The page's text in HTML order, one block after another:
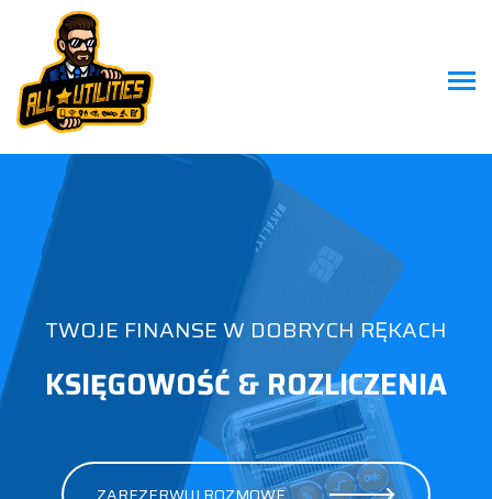
TWOJE FINANSE W DOBRYCH RĘKACH
KSIĘGOWOŚĆ & ROZLICZENIA